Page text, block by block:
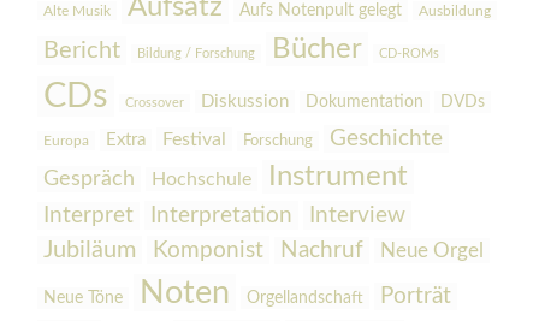
Alte Musik Aufsatz Aufs Notenpult gelegt Ausbildung
Bericht Bildung / Forschung Bücher CD-ROMs
CDs Crossover Diskussion Dokumentation DVDs
Europa Extra Festival Forschung Geschichte
Gespräch Hochschule Instrument
Interpret Interpretation
Interview
Jubiläum
Komponist Nachruf Neue Orgel
Neue Töne Noten Orgellandschaft Porträt